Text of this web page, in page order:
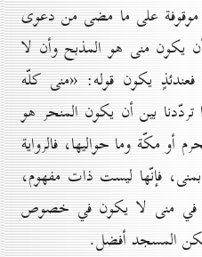
موقوفة على ما مضى من دعوى
يكون منى هو المذبح وأن لا
يكون قوله: «منى كلّه
بين أن يكون المنحر هو
أو مكّة وما حواليها، فالرواية
فإنّها ليست ذات مفهوم،
في منى لا يكون في خصوص
المسجد أفضل.